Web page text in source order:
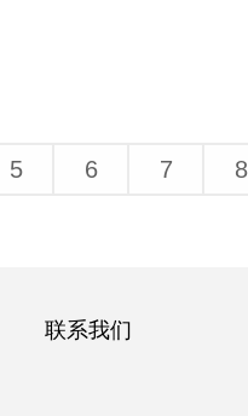
5 6 7 8
联系我们